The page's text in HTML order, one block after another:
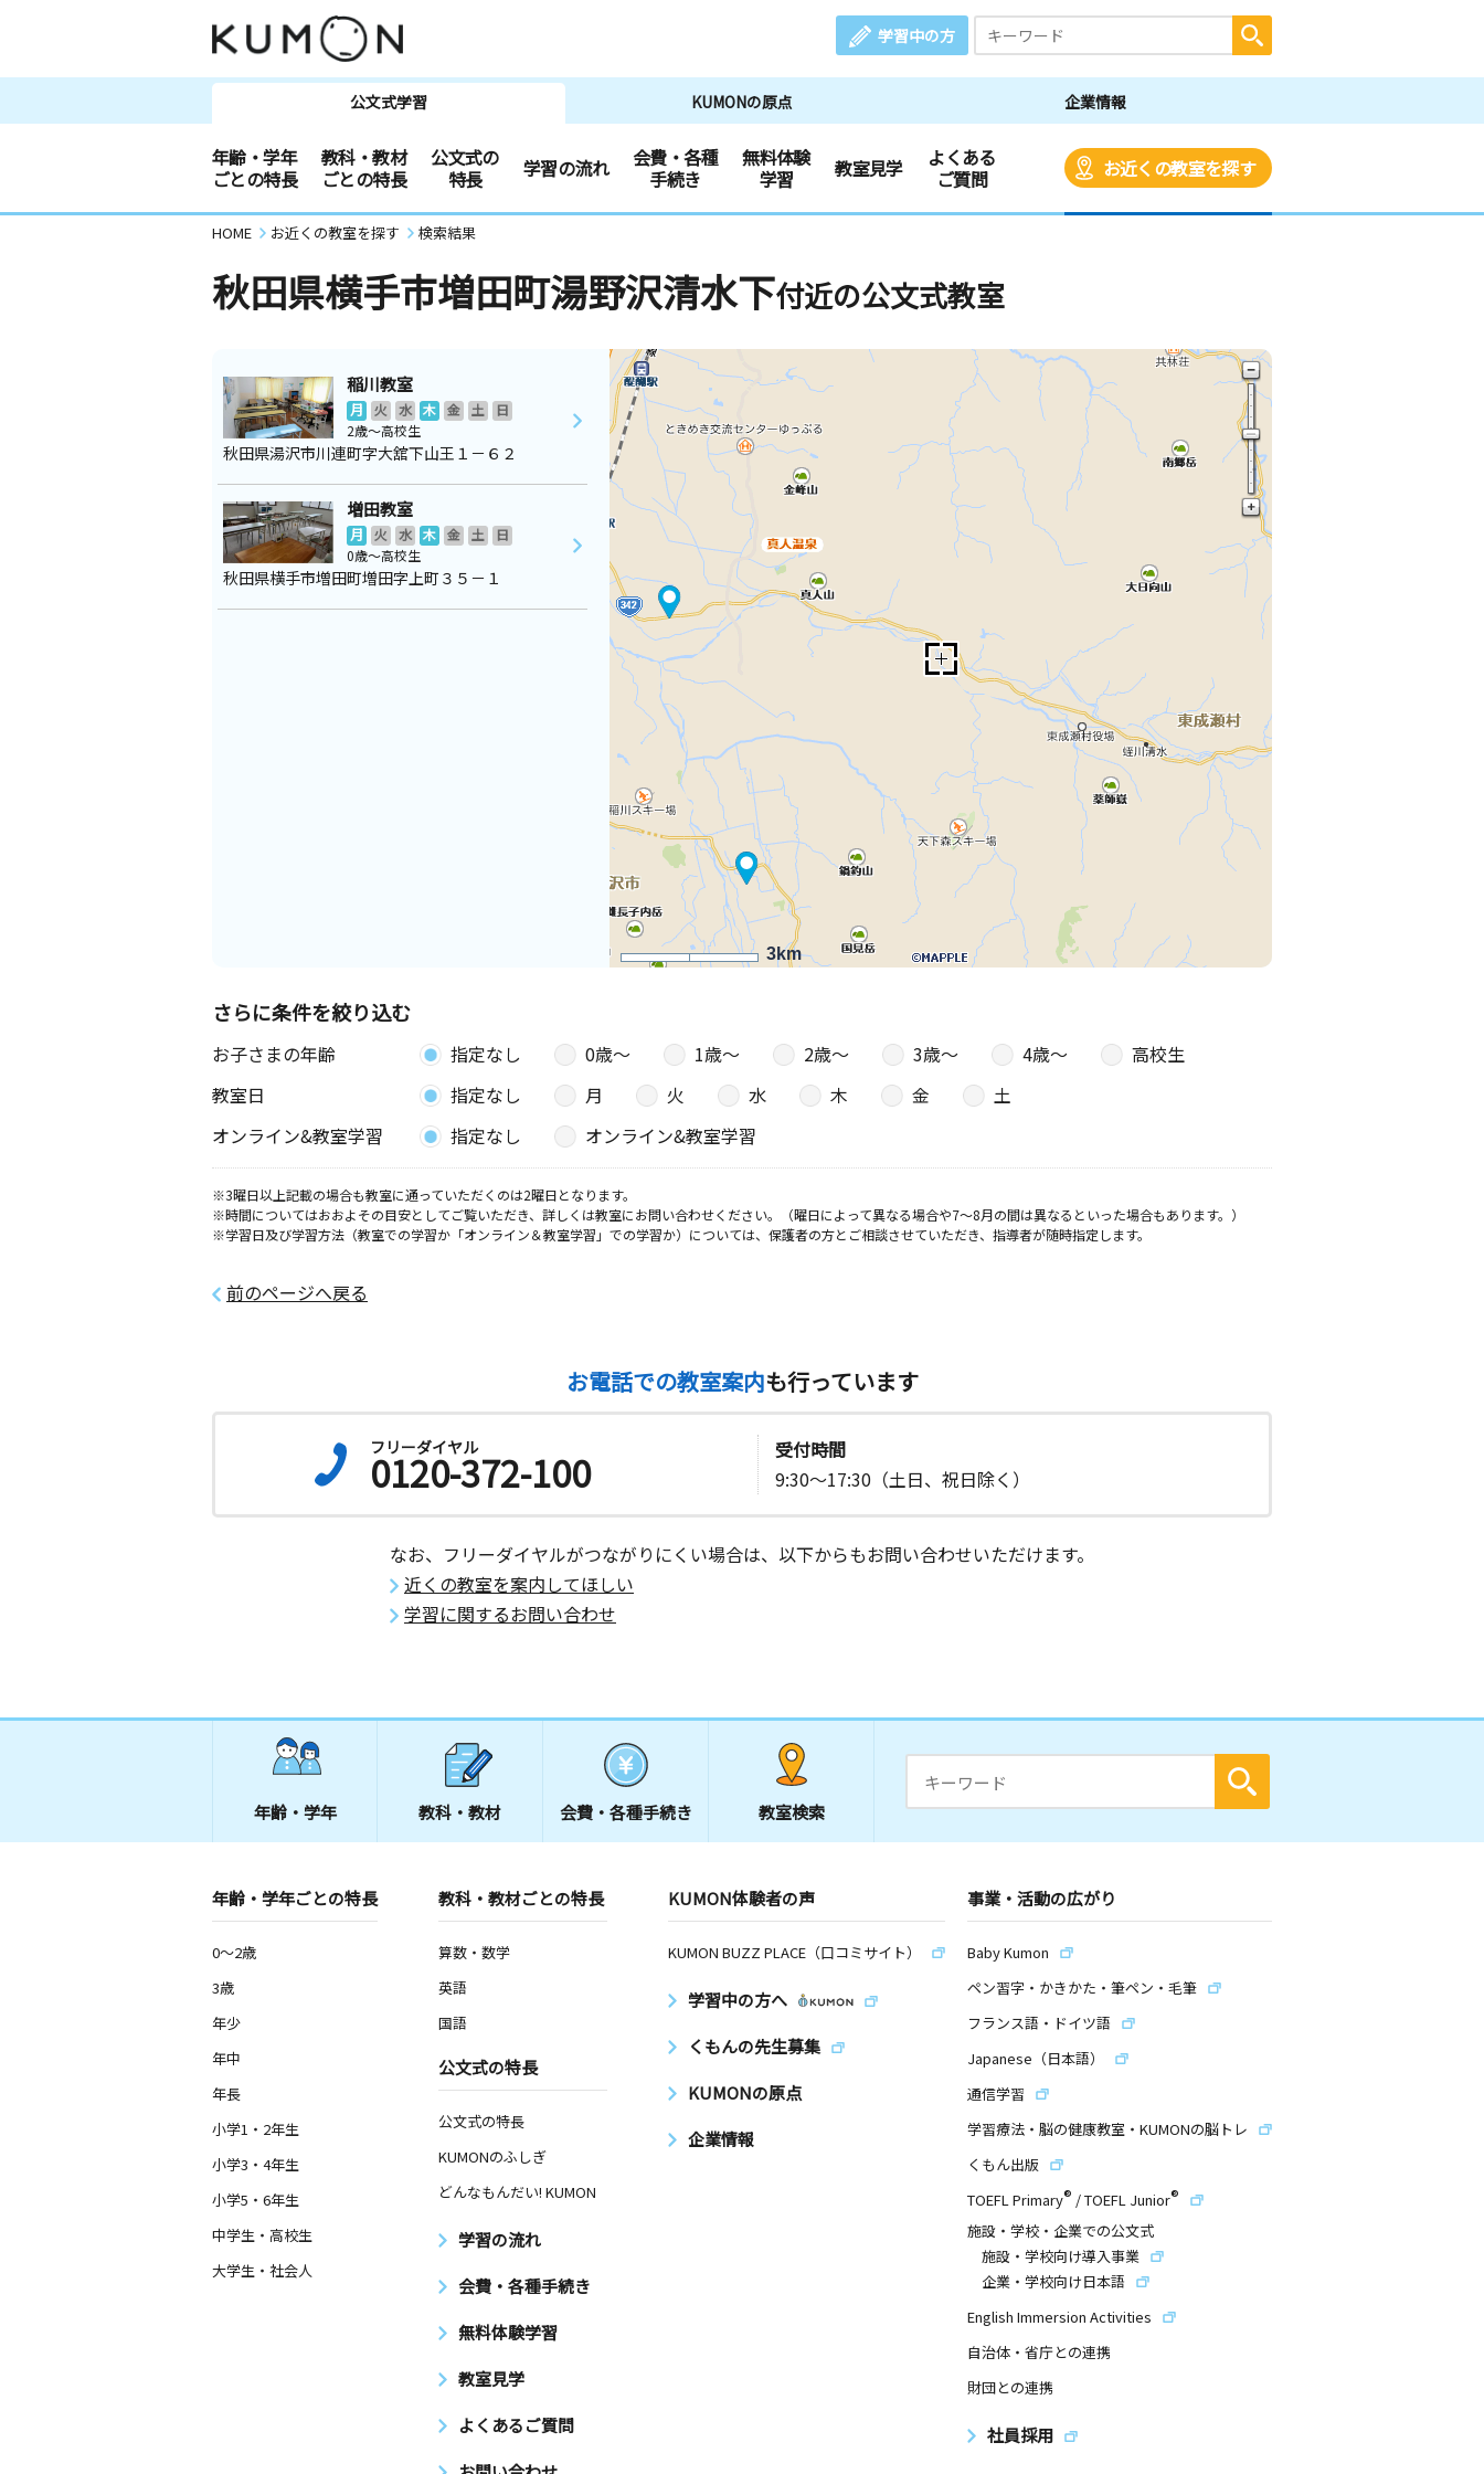
学習中の方
公文式学習 KUMONの原点 企業情報
年齢・学年
ごとの特長
教科・教材
ごとの特長
公文式の
特長
学習の流れ
会費・各種
手続き
無料体験
学習
教室見学
よくある
ご質問
お近くの教室を探す
HOME お近くの教室を探す 検索結果
秋田県横手市増田町湯野沢清水下付近の公文式教室
3km
稲川教室
月 火 水 木 金 土
日
2歳～高校生
秋田県湯沢市川連町字大舘下山王１－６２
増田教室
月 火 水 木 金 土
日
0歳～高校生
秋田県横手市増田町増田字上町３５－１
さらに条件を絞り込む
お子さまの年齢 指定なし 0歳〜 1歳〜 2歳〜 3歳〜 4歳〜
高校生
教室日
指定なし 月 火 水 木 金
土
オンライン&教室学習
指定なし オンライン&教室学習
※3曜日以上記載の場合も教室に通っていただくのは2曜日となります。
※時間についてはおおよその目安としてご覧いただき、詳しくは教室にお問い合わせください。（曜日によって異なる場合や7～8月の間は異なるといった場合もあります。）
※学習日及び学習方法（教室での学習か「オンライン＆教室学習」での学習か）については、保護者の方とご相談させていただき、指導者が随時指定します。
前のページへ戻る
お電話での教室案内も行っています
フリーダイヤル
0120-372-100
受付時間
9:30～17:30（土日、祝日除く）
なお、フリーダイヤルがつながりにくい場合は、以下からもお問い合わせいただけます。
近くの教室を案内してほしい
学習に関するお問い合わせ
年齢・学年 教科・教材 会費・ 各種手続き 教室検索
年齢・学年ごとの特長
0～2歳
3歳
年少
年中
年長
小学1・2年生
小学3・4年生
小学5・6年生
中学生・高校生
大学生・社会人
教科・教材ごとの特長
算数・数学
英語
国語
公文式の特長
公文式の特長
KUMONのふしぎ
どんなもんだい! KUMON
学習の流れ
会費・各種手続き
無料体験学習
教室見学
よくあるご質問
KUMON体験者の声
KUMON BUZZ PLACE（口コミサイト）
学習中の方へ
くもんの先生募集
KUMONの原点
企業情報
事業・活動の広がり
Baby Kumon
ペン習字・かきかた・筆ペン・毛筆
フランス語・ドイツ語
Japanese（日本語）
通信学習
学習療法・脳の健康教室・KUMONの脳トレ
くもん出版
TOEFL Primary® /TOEFL Junior®
施設・学校・企業での公文式
施設・学校向け導入事業
企業・学校向け日本語
English Immersion Activities
自治体・省庁との連携
財団との連携
社員採用